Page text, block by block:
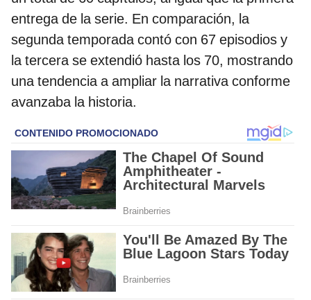
entrega de la serie. En comparación, la
segunda temporada contó con 67 episodios y
la tercera se extendió hasta los 70, mostrando
una tendencia a ampliar la narrativa conforme
avanzaba la historia.